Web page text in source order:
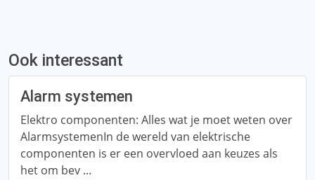
Ook interessant
Alarm systemen
Elektro componenten: Alles wat je moet weten over
AlarmsystemenIn de wereld van elektrische
componenten is er een overvloed aan keuzes als
het om bev ...